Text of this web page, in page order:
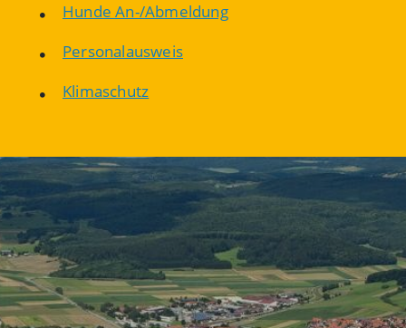
Hunde An-/Abmeldung
Personalausweis
Klimaschutz